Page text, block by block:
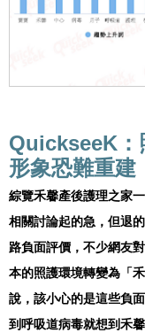
QuickseeK：
形象恐難重建
綜覽禾馨產後護理之家
相關討論起的急，但退
路負面評價，不少網友
本的照護環境轉變為「
說，該小心的是這些負
到呼吸道病毒就想到禾